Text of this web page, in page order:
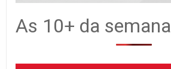
As 10+ da semana